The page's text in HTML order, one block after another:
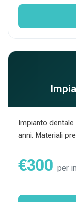
Impianto
anni. Materiali
€300 per